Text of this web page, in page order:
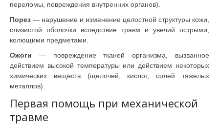
переломы, повреждения внутренних органов).
Порез — нарушение и изменение целостной структуры кожи,
слизистой оболочки вследствие травм и увечий острыми,
колющими предметами.
Ожоги — повреждение тканей организма, вызванное
действием высокой температуры или действием некоторых
химических веществ (щелочей, кислот, солей тяжелых
металлов).
Первая помощь при механической
травме